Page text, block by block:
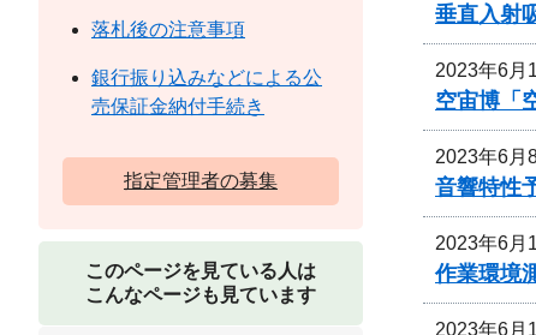
垂直入射
2023年6月
空宙博「
2023年6月
音響特性
2023年6月
作業環境
2023年6月
落札後の注意事項
銀行振り込みなどによる公
売保証金納付手続き
指定管理者の募集
このページを見ている人は
こんなページも見ています